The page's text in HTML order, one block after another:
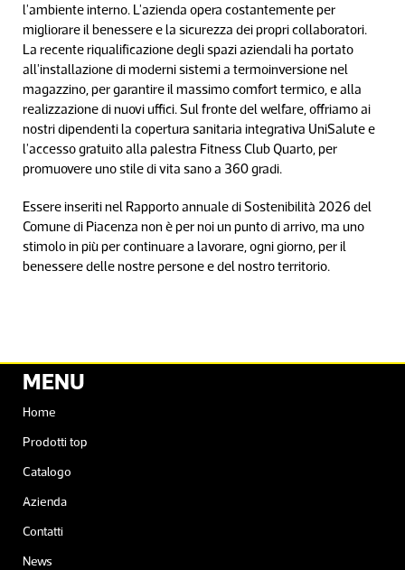
l'ambiente interno. L'azienda opera costantemente per
migliorare il benessere e la sicurezza dei propri collaboratori.
La recente riqualificazione degli spazi aziendali ha portato
all'installazione di moderni sistemi a termoinversione nel
magazzino, per garantire il massimo comfort termico, e alla
realizzazione di nuovi uffici. Sul fronte del welfare, offriamo ai
nostri dipendenti la copertura sanitaria integrativa UniSalute e
l'accesso gratuito alla palestra Fitness Club Quarto, per
promuovere uno stile di vita sano a 360 gradi.
Essere inseriti nel Rapporto annuale di Sostenibilità 2026 del
Comune di Piacenza non è per noi un punto di arrivo, ma uno
stimolo in più per continuare a lavorare, ogni giorno, per il
benessere delle nostre persone e del nostro territorio.
MENU
Home
Prodotti top
Catalogo
Azienda
Contatti
News